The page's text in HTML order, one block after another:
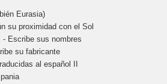
Eurasia)
su proximidad con el Sol
Escribe sus nombres
su fabricante
al español II